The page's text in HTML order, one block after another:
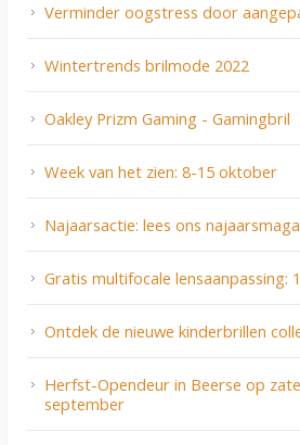
Verminder oogstress door
Wintertrends brilmode 2022
Oakley Prizm Gaming - Gamingbril
Week van het zien: 8-15 oktober
Najaarsactie: lees ons
Gratis multifocale lensaanpassing:
Ontdek de nieuwe kinderbrillen
Herfst-Opendeur in Beerse op
september